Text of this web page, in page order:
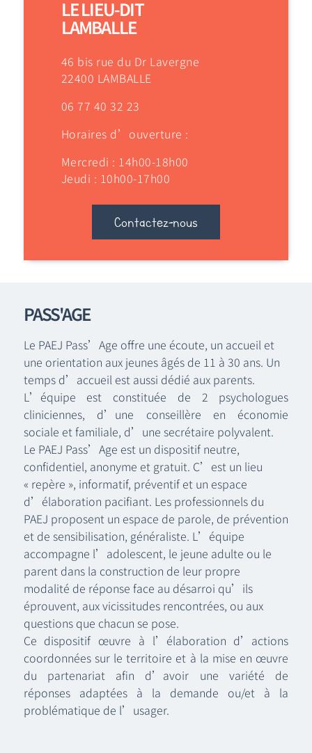
LE LIEU-DIT
LAMBALLE
46 bis rue du Dr Lavergne
22400 LAMBALLE
06 77 40 32 23
Horaires d’ouverture :
Mercredi : 14h00-18h00
Jeudi : 10h00-17h00
Contactez-nous
PASS'AGE
Le PAEJ Pass’Age offre une écoute, un accueil et
une orientation aux jeunes âgés de 11 à 30 ans. Un
temps d’accueil est aussi dédié aux parents.
L’équipe est constituée de 2 psychologues
cliniciennes, d’une conseillère en économie
sociale et familiale, d’une secrétaire polyvalent.
Le PAEJ Pass’Age est un dispositif neutre,
confidentiel, anonyme et gratuit. C’est un lieu
« repère », informatif, préventif et un espace
d’élaboration pacifiant. Les professionnels du
PAEJ proposent un espace de parole, de prévention
et de sensibilisation, généraliste. L’équipe
accompagne l’adolescent, le jeune adulte ou le
parent dans la construction de leur propre
modalité de réponse face au désarroi qu’ils
éprouvent, aux vicissitudes rencontrées, ou aux
questions que chacun se pose.
Ce dispositif œuvre à l’élaboration d’actions
coordonnées sur le territoire et à la mise en œuvre
du partenariat afin d’avoir une variété de
réponses adaptées à la demande ou/et à la
problématique de l’usager.